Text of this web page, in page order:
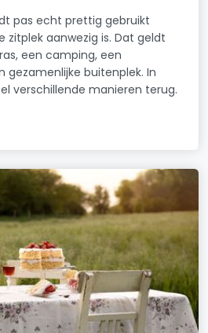
pas echt prettig gebruikt
zitplek aanwezig is. Dat geldt
een camping, een
gezamenlijke buitenplek. In
verschillende manieren terug.